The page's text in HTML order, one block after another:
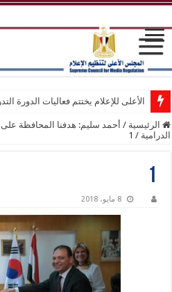
الأعلى للإعلام يختتم فعاليات الدورة
الرئيسية / أحمد سليم: هدفنا المحافظة على
الدرامية /
1
1
8 مايو، 2018